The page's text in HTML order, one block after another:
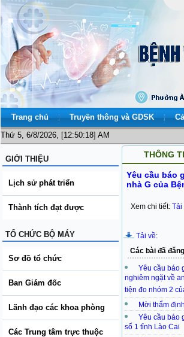
Trang chủ Truyền thông và GDSK
Thứ 5, 6/8/2026, [12:50:18] AM
GIỚI THIỆU
Lịch sử phát triển
Thành tích đạt được
TỔ CHỨC BỘ MÁY
Sơ đồ tổ chức
Ban Giám đốc
Lãnh đạo các khoa phòng
Các Trung tâm trực thuộc
THÔNG
Yêu cầu báo
nhà G của
Xem chi tiết: Tải
Tải về:
Các bài đã đăng
Yêu cầu báo
nghiêm ngặt về
tiện đo nhóm 2
Mời thẩm
Yêu cầu báo
số 1 tỉnh Lào Cai